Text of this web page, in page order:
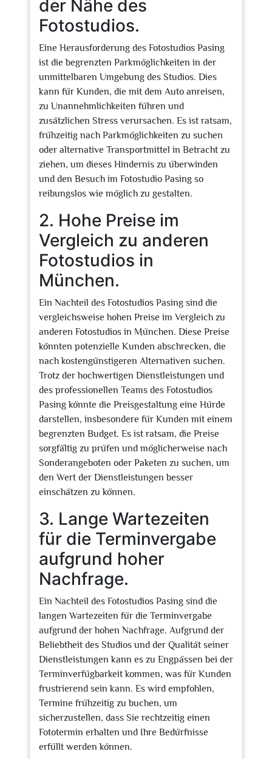
der Nähe des
Fotostudios.
Eine Herausforderung des Fotostudios Pasing
ist die begrenzten Parkmöglichkeiten in der
unmittelbaren Umgebung des Studios. Dies
kann für Kunden, die mit dem Auto anreisen,
zu Unannehmlichkeiten führen und
zusätzlichen Stress verursachen. Es ist ratsam,
frühzeitig nach Parkmöglichkeiten zu suchen
oder alternative Transportmittel in Betracht zu
ziehen, um dieses Hindernis zu überwinden
und den Besuch im Fotostudio Pasing so
reibungslos wie möglich zu gestalten.
2. Hohe Preise im
Vergleich zu anderen
Fotostudios in
München.
Ein Nachteil des Fotostudios Pasing sind die
vergleichsweise hohen Preise im Vergleich zu
anderen Fotostudios in München. Diese Preise
könnten potenzielle Kunden abschrecken, die
nach kostengünstigeren Alternativen suchen.
Trotz der hochwertigen Dienstleistungen und
des professionellen Teams des Fotostudios
Pasing könnte die Preisgestaltung eine Hürde
darstellen, insbesondere für Kunden mit einem
begrenzten Budget. Es ist ratsam, die Preise
sorgfältig zu prüfen und möglicherweise nach
Sonderangeboten oder Paketen zu suchen, um
den Wert der Dienstleistungen besser
einschätzen zu können.
3. Lange Wartezeiten
für die Terminvergabe
aufgrund hoher
Nachfrage.
Ein Nachteil des Fotostudios Pasing sind die
langen Wartezeiten für die Terminvergabe
aufgrund der hohen Nachfrage. Aufgrund der
Beliebtheit des Studios und der Qualität seiner
Dienstleistungen kann es zu Engpässen bei der
Terminverfügbarkeit kommen, was für Kunden
frustrierend sein kann. Es wird empfohlen,
Termine frühzeitig zu buchen, um
sicherzustellen, dass Sie rechtzeitig einen
Fototermin erhalten und Ihre Bedürfnisse
erfüllt werden können.